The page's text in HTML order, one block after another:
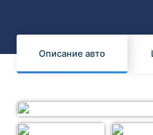
Описание авто